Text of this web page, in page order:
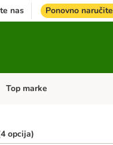
nas Ponovno naručite
Pregled kategorija: + VET hrana
Top marke
opcija)